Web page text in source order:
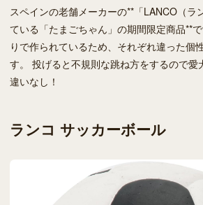
スペインの老舗メーカーの**「LANCO（ラ
ている「たまごちゃん」の期間限定商品**
りで作られているため、それぞれ違った個
す。 投げると不規則な跳ね方をするので愛
違いなし！
ランコ サッカーボール